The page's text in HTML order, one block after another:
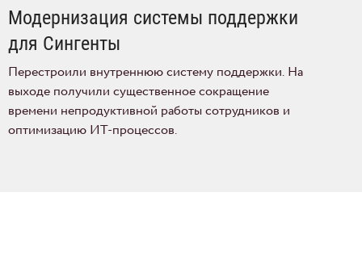
Модернизация системы поддержки
для Сингенты
Перестроили внутреннюю систему поддержки. На
выходе получили существенное сокращение
времени непродуктивной работы сотрудников и
оптимизацию ИТ-процессов.